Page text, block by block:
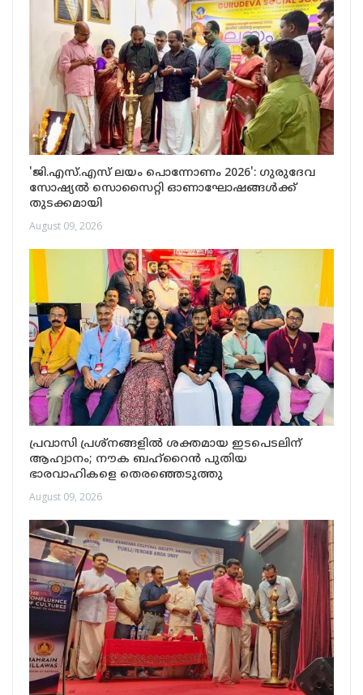
'ജി.എസ്.എസ് ലയം പൊന്നോണം 2026': ഗുരുദേവ
സോഷ്യൽ സൊസൈറ്റി ഓണാഘോഷങ്ങൾക്ക്
തുടക്കമായി
August 09, 2026
പ്രവാസി പ്രശ്നങ്ങളിൽ ശക്തമായ ഇടപെടലിന്
ആഹ്വാനം; നൗക ബഹ്‌റൈൻ പുതിയ
ഭാരവാഹികളെ തെരഞ്ഞെടുത്തു
August 09, 2026